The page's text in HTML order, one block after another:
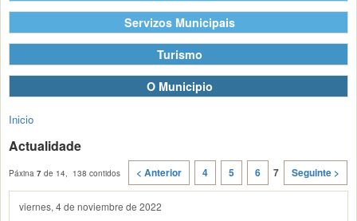
Servizos Municipais
Turismo
O Municipio
Inicio
Actualidade
Páxina 7 de 14, 138 contidos < Anterior 4 5 6 7 Seguinte >
viernes, 4 de noviembre de 2022